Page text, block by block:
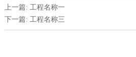
上一篇: 工程名称一
下一篇: 工程名称三